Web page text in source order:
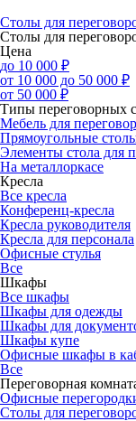
Столы для
Столы для
Цена
до 10 000 ₽
от 10 000 до 50 000 ₽
от 50 000 ₽
Типы переговорных
Мебель для
Прямоугольные
Элементы стола для
На металлоркасе
Кресла
Все кресла
Конференц-кресла
Кресла руководителя
Кресла для персонала
Офисные стулья
Все
Шкафы
Все шкафы
Шкафы для одежды
Шкафы для
Шкафы купе
Офисные шкафы в
Все
Переговорная
Офисные
Столы для